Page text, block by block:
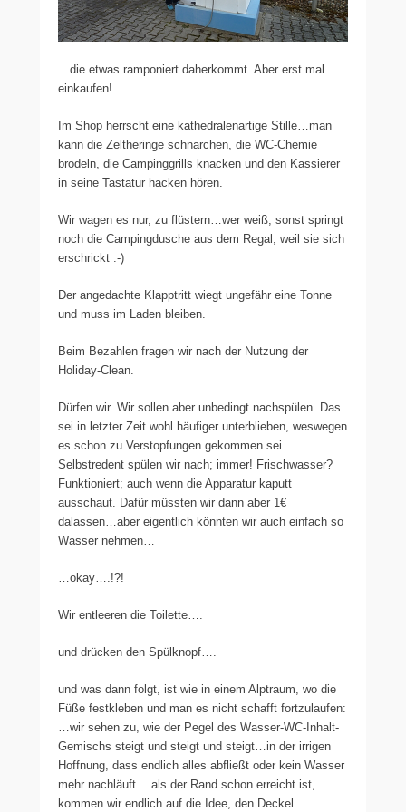
…die etwas ramponiert daherkommt. Aber erst mal
einkaufen!
Im Shop herrscht eine kathedralenartige Stille…man
kann die Zeltheringe schnarchen, die WC-Chemie
brodeln, die Campinggrills knacken und den Kassierer
in seine Tastatur hacken hören.
Wir wagen es nur, zu flüstern…wer weiß, sonst springt
noch die Campingdusche aus dem Regal, weil sie sich
erschrickt :-)
Der angedachte Klapptritt wiegt ungefähr eine Tonne
und muss im Laden bleiben.
Beim Bezahlen fragen wir nach der Nutzung der
Holiday-Clean.
Dürfen wir. Wir sollen aber unbedingt nachspülen. Das
sei in letzter Zeit wohl häufiger unterblieben, weswegen
es schon zu Verstopfungen gekommen sei.
Selbstredent spülen wir nach; immer! Frischwasser?
Funktioniert; auch wenn die Apparatur kaputt
ausschaut. Dafür müssten wir dann aber 1€
dalassen…aber eigentlich könnten wir auch einfach so
Wasser nehmen…
…okay….!?!
Wir entleeren die Toilette….
und drücken den Spülknopf….
und was dann folgt, ist wie in einem Alptraum, wo die
Füße festkleben und man es nicht schafft fortzulaufen:
…wir sehen zu, wie der Pegel des Wasser-WC-Inhalt-
Gemischs steigt und steigt und steigt…in der irrigen
Hoffnung, dass endlich alles abfließt oder kein Wasser
mehr nachläuft….als der Rand schon erreicht ist,
kommen wir endlich auf die Idee, den Deckel